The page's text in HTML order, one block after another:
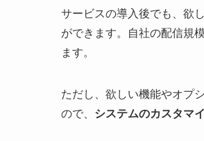
サービスの導入後でも、欲
ができます。自社の配信規
ます。
ただし、欲しい機能やオプ
ので、 システムのカスタマ